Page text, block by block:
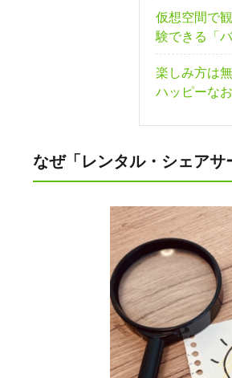
仮想空間で
験できる「
楽しみ方は
ハッピーな
なぜ「レンタル・シェアサ